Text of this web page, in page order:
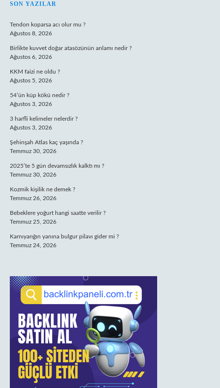
SIDEBAR
SON YAZILAR
Tendon koparsa acı olur mu ?
Ağustos 8, 2026
Birlikte kuvvet doğar atasözünün anlamı nedir ?
Ağustos 6, 2026
KKM faizi ne oldu ?
Ağustos 5, 2026
54’ün küp kökü nedir ?
Ağustos 3, 2026
3 harfli kelimeler nelerdir ?
Ağustos 3, 2026
Şehinşah Atlas kaç yaşında ?
Temmuz 30, 2026
2025’te 5 gün devamsızlık kalktı mı ?
Temmuz 30, 2026
Kozmik kişilik ne demek ?
Temmuz 26, 2026
Bebeklere yoğurt hangi saatte verilir ?
Temmuz 25, 2026
Karnıyarığın yanına bulgur pilavı gider mi ?
Temmuz 24, 2026